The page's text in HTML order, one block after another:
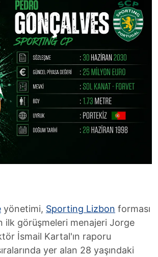
yönetimi, Sporting Lizbon forması
ilk görüşmeleri menajeri Jorge
İsmail Kartal'ın raporu
yer alan 28 yaşındaki